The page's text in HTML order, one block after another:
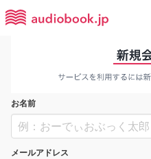
お名前
メールアドレス